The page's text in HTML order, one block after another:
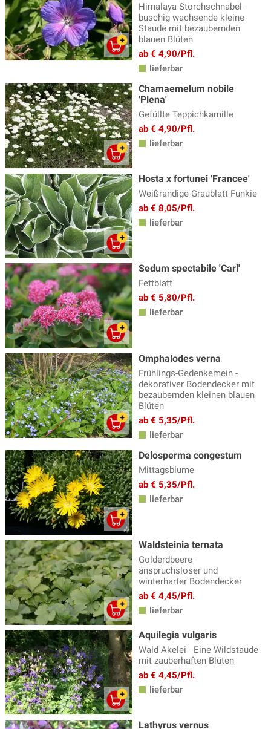
Himalaya-Storchschnabel -
buschig wachsende kleine
Staude mit bezaubernden
blauen Blüten
ab € 4,90/Pfl.
lieferbar
Chamaemelum nobile
'Plena'
Gefüllte Teppichkamille
ab € 4,90/Pfl.
lieferbar
Hosta x fortunei 'Francee'
Weißrandige Graublatt-Funkie
ab € 8,05/Pfl.
lieferbar
Sedum spectabile 'Carl'
Fettblatt
ab € 5,80/Pfl.
lieferbar
Omphalodes verna
Frühlings-Gedenkemein -
dekorativer Bodendecker mit
bezaubernden kleinen blauen
Blüten
ab € 5,35/Pfl.
lieferbar
Delosperma congestum
Mittagsblume
ab € 5,35/Pfl.
lieferbar
Waldsteinia ternata
Golderdbeere -
anspruchsloser und
winterharter Bodendecker
ab € 4,45/Pfl.
lieferbar
Aquilegia vulgaris
Wald-Akelei - Eine Wildstaude
mit zauberhaften Blüten
ab € 4,45/Pfl.
lieferbar
Lathyrus vernus